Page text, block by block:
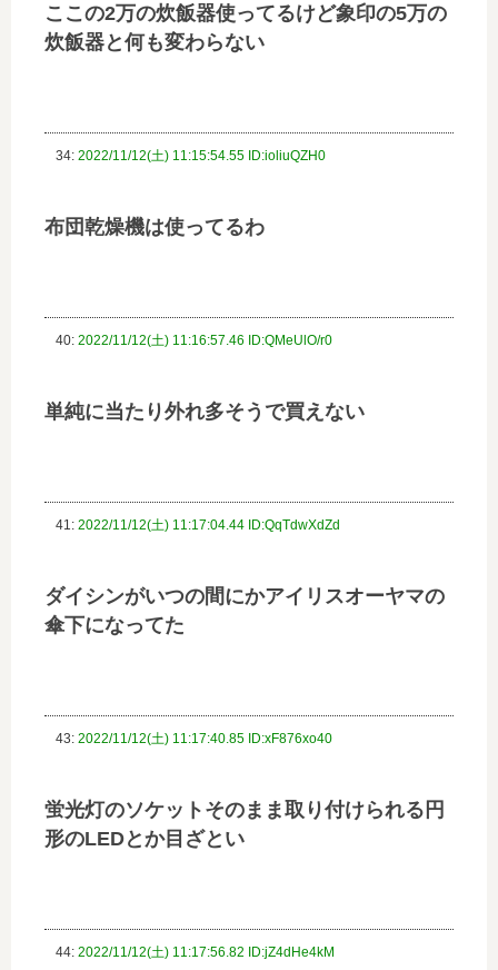
ここの2万の炊飯器使ってるけど象印の5万の
炊飯器と何も変わらない
34: 2022/11/12(土) 11:15:54.55 ID:ioliuQZH0
布団乾燥機は使ってるわ
40: 2022/11/12(土) 11:16:57.46 ID:QMeUlO/r0
単純に当たり外れ多そうで買えない
41: 2022/11/12(土) 11:17:04.44 ID:QqTdwXdZd
ダイシンがいつの間にかアイリスオーヤマの
傘下になってた
43: 2022/11/12(土) 11:17:40.85 ID:xF876xo40
蛍光灯のソケットそのまま取り付けられる円
形のLEDとか目ざとい
44: 2022/11/12(土) 11:17:56.82 ID:jZ4dHe4kM